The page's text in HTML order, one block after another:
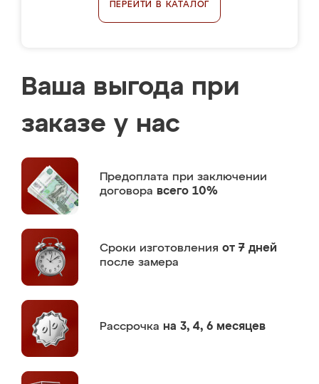
ПЕРЕЙТИ В КАТАЛОГ
Ваша выгода при
заказе у нас
Предоплата при заключении
договора всего 10%
Сроки изготовления от 7 дней
после замера
Рассрочка на 3, 4, 6 месяцев